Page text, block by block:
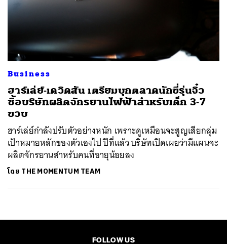
Business
ฮาร์เล่ย์-เดวิดสัน เตรียมบุกตลาดนักขี่รุ่นจิ๋ว
ซื้อบริษัทผลิตจักรยานไฟฟ้าสำหรับเด็ก 3-7
ขวบ
ฮาร์เล่ย์กำลังปรับตัวอย่างหนัก เพราะดูเหมือนจะสูญเสียกลุ่ม
เป้าหมายหลักของตัวเองไป ปีที่แล้ว บริษัทเปิดเผยว่ามีแผนจะ
ผลิตจักรยานสำหรับคนที่อายุน้อยลง
โดย THE MOMENTUM TEAM
FOLLOW US
SHARE TWEET LINE EMAIL